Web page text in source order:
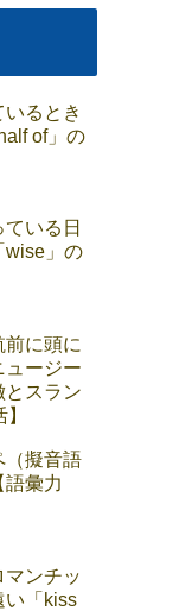
るとき
of」の
いる日
wise」の
前に頭に
ュージー
とスラン
（擬音語
語彙力
マンチッ
い「kiss